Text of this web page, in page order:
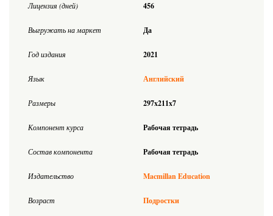
Лицензия (дней) 456
Выгружать на маркет Да
Год издания 2021
Язык Английский
Размеры 297x211x7
Компонент курса Рабочая тетрадь
Состав компонента Рабочая тетрадь
Издательство Macmillan Education
Возраст Подростки